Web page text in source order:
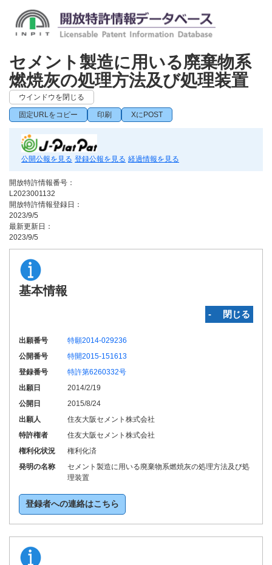
セメント製造に用いる廃棄物系
燃焼灰の処理方法及び処理装置
ウインドウを閉じる
固定URLをコピー 印刷 XにPOST
公開公報を見る 登録公報を見る 経過情報を見る
開放特許情報番号：
L2023001132
開放特許情報登録日：
2023/9/5
最新更新日：
2023/9/5
基本情報
‐ 閉じる
出願番号
特願2014-029236
公開番号
特開2015-151613
登録番号
特許第6260332号
出願日
2014/2/19
公開日
2015/8/24
出願人
住友大阪セメント株式会社
特許権者
住友大阪セメント株式会社
権利化状況
権利化済
発明の名称
セメント製造に用いる廃棄物系燃焼灰の処理方法及び処
理装置
登録者への連絡はこちら